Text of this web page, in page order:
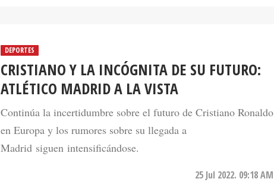
DEPORTES
CRISTIANO Y LA INCÓGNITA DE SU FUTURO:
ATLÉTICO MADRID A LA VISTA
Continúa la incertidumbre sobre el futuro de Cristiano Ronaldo
en Europa y los rumores sobre su llegada a
Madrid siguen intensificándose.
25 Jul 2022. 09:18 AM